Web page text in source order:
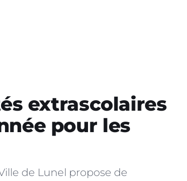
extrascolaires
pour les
de Lunel propose de